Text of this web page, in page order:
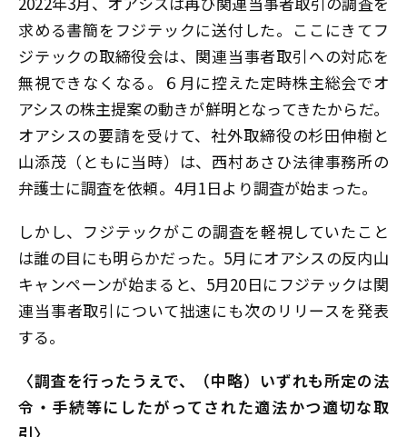
求める書簡をフジテックに送付した。ここにきてフ
ジテックの取締役会は、関連当事者取引への対応を
無視できなくなる。６月に控えた定時株主総会でオ
アシスの株主提案の動きが鮮明となってきたからだ。
オアシスの要請を受けて、社外取締役の杉田伸樹と
山添茂（ともに当時）は、西村あさひ法律事務所の
弁護士に調査を依頼。4月1日より調査が始まった。
しかし、フジテックがこの調査を軽視していたこと
は誰の目にも明らかだった。5月にオアシスの反内山
キャンペーンが始まると、5月20日にフジテックは関
連当事者取引について拙速にも次のリリースを発表
する。
〈調査を行ったうえで、（中略）いずれも所定の法
令・手続等にしたがってされた適法かつ適切な取